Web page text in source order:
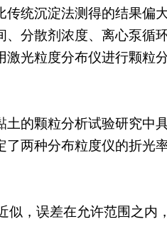
统沉淀法测得的结果偏
分散剂浓度、离心泵循
光粒度分布仪进行颗粒
的颗粒分析试验研究中
两种分布粒度仪的折光
似，误差在允许范围之内